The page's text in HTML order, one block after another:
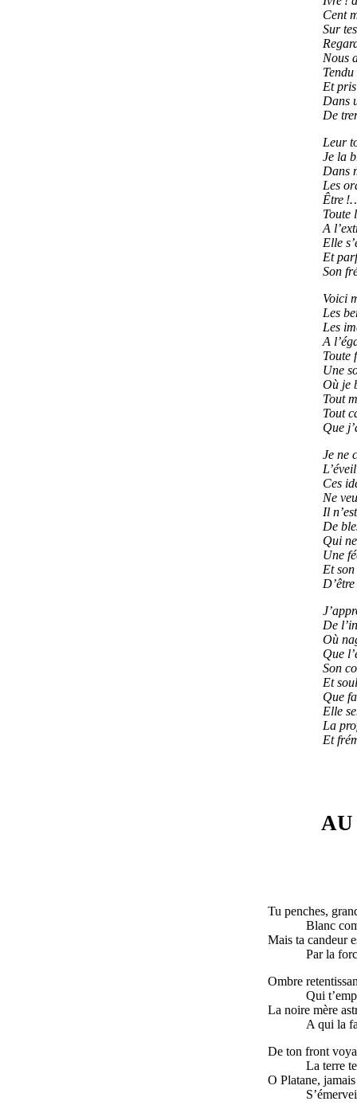
Cent
Sur
Nous
Et
Dans
De
Leur
Je la
Dans
Les
Être
Toute
A
Elle
Et
Son
Voici
Les
Les
A
Toute
Une
Où je
Tout
Tout
Que
Je ne
Ces
Ne
Il
De
Qui
Une
Et
De
Où
Que
Son
Et
Que
Elle
La
Et
Tu penches,
Blanc
Mais ta candeur
Par la
Ombre
Qui
La noire mère
A qui la
De ton front
La terre
O Platane,